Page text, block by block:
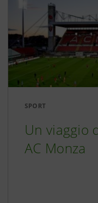
SPORT
Un viaggio
AC Monza